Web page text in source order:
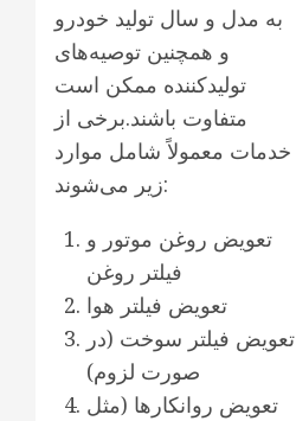
به مدل و سال تولید خودرو
و همچنین توصیه‌های
تولیدکننده ممکن است
متفاوت باشند.برخی از
خدمات معمولاً شامل موارد
زیر می‌شوند:
تعویض روغن موتور و
فیلتر روغن
تعویض فیلتر هوا
تعویض فیلتر سوخت (در
صورت لزوم)
تعویض روانکارها (مثل